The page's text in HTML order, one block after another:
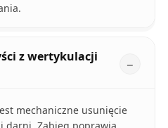
z wertykulacji
mechaniczne usunięcie